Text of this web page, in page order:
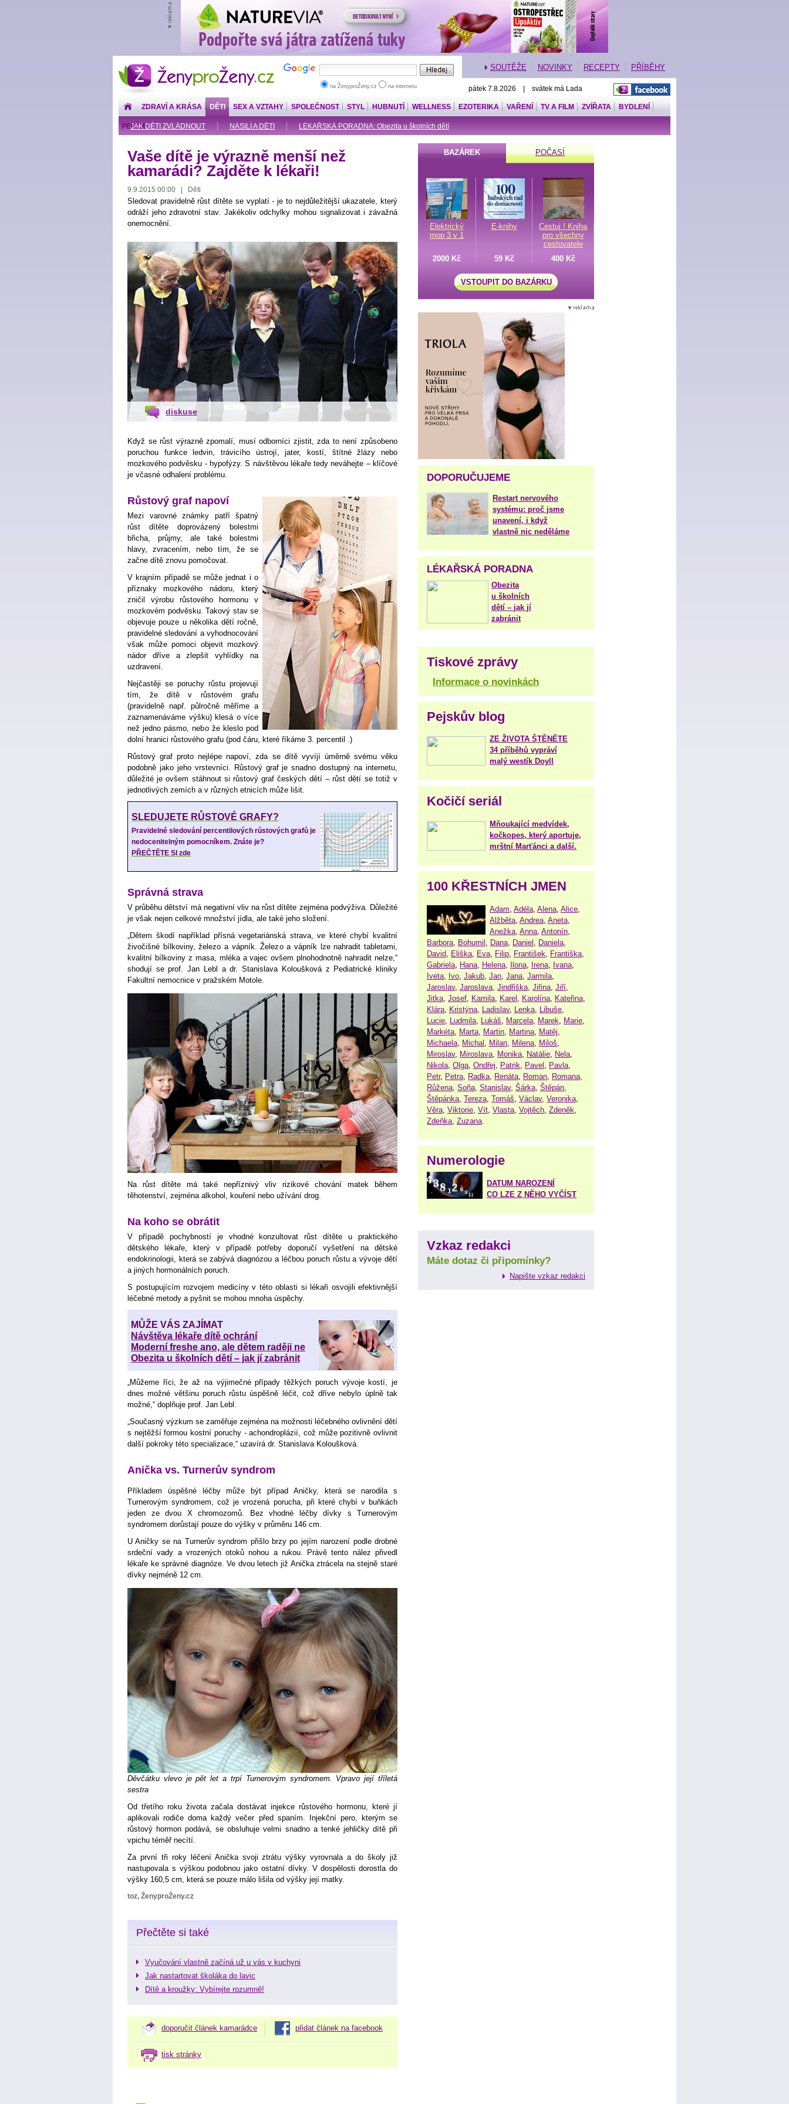
ŽenyproŽeny.cz
na ŽenyproŽeny.cz na internetu
SOUTĚŽE NOVINKY RECEPTY PŘÍBĚHY
pátek 7.8.2026 | svátek má Lada
ZDRAVÍ A KRÁSA DĚTI
JAK DĚTI ZVLÁDNOUT NÁSILÍ A DĚTI LÉKAŘSKÁ PORADNA: Obezita u školních dětí
SEX A VZTAHY SPOLEČNOST STYL HUBNUTÍ WELLNESS EZOTERIKA VAŘENÍ TV A FILM ZVÍŘATA BYDLENÍ
PENÍZE
Vaše dítě je výrazně menší než
kamarádi? Zajděte k lékaři!
9.9.2015 00:00 | Děti
Sledovat pravidelně růst dítěte se vyplatí - je to nejdůležitější ukazatele, který
odráží jeho zdravotní stav. Jakékoliv odchylky mohou signalizovat i závažná
onemocnění.
diskuse
Když se růst výrazně zpomalí, musí odborníci zjistit, zda to není způsobeno
poruchou funkce ledvin, trávicího ústrojí, jater, kostí, štítné žlázy nebo
mozkového podvěsku - hypofýzy. S návštěvou lékaře tedy neváhejte – klíčové
je včasné odhalení problému.
Růstový graf napoví
Mezi varovné známky patří špatný
růst dítěte doprovázený bolestmi
břicha, průjmy, ale také bolestmi
hlavy, zvracením, nebo tím, že se
začne dítě znovu pomočovat.
V krajním případě se může jednat i o
příznaky mozkového nádoru, který
zničil výrobu růstového hormonu v
mozkovém podvěsku. Takový stav se
objevuje pouze u několika dětí ročně,
pravidelné sledování a vyhodnocování
však může pomoci objevit mozkový
nádor dříve a zlepšit vyhlídky na
uzdravení.
Nejčastěji se poruchy růstu projevují
tím, že dítě v růstovém grafu
(pravidelně např. půlročně měříme a
zaznamenáváme výšku) klesá o více
než jedno pásmo, nebo že kleslo pod
dolní hranici růstového grafu (pod čáru, které říkáme 3. percentil .)
Růstový graf proto nejlépe napoví, zda se dítě vyvíjí úměrně svému věku
podobně jako jeho vrstevníci. Růstový graf je snadno dostupný na internetu,
důležité je ovšem stáhnout si růstový graf českých dětí – růst dětí se totiž v
jednotlivých zemích a v různých etnicích může lišit.
SLEDUJETE RŮSTOVÉ GRAFY?
Pravidelné sledování percentilových růstových grafů je
nedocenitelným pomocníkem. Znáte je?
PŘEČTĚTE SI zde
Správná strava
V průběhu dětství má negativní vliv na růst dítěte zejména podvýživa. Důležité
je však nejen celkové množství jídla, ale také jeho složení.
„Dětem škodí například přísná vegetariánská strava, ve které chybí kvalitní
živočišné bílkoviny, železo a vápník. Železo a vápník lze nahradit tabletami,
kvalitní bílkoviny z masa, mléka a vajec ovšem plnohodnotně nahradit nelze,“
shodují se prof. Jan Lebl a dr. Stanislava Koloušková z Pediatrické kliniky
Fakultní nemocnice v pražském Motole.
Na růst dítěte má také nepříznivý vliv rizikové chování matek během
těhotenství, zejména alkohol, kouření nebo užívání drog.
Na koho se obrátit
V případě pochybností je vhodné konzultovat růst dítěte u praktického
dětského lékaře, který v případě potřeby doporučí vyšetření na dětské
endokrinologii, která se zabývá diagnózou a léčbou poruch růstu a vývoje dětí
a jiných hormonálních poruch.
S postupujícím rozvojem medicíny v této oblasti si lékaři osvojili efektivnější
léčebné metody a pyšnit se mohou mnoha úspěchy.
MŮŽE VÁS ZAJÍMAT
Návštěva lékaře dítě ochrání
Moderní freshe ano, ale dětem raději ne
Obezita u školních dětí – jak jí zabránit
„Můžeme říci, že až na výjimečné případy těžkých poruch vývoje kostí, je
dnes možné většinu poruch růstu úspěšně léčit, což dříve nebylo úplně tak
možné,“ doplňuje prof. Jan Lebl.
„Současný výzkum se zaměřuje zejména na možnosti léčebného ovlivnění dětí
s nejtěžší formou kostní poruchy - achondroplázií, což může pozitivně ovlivnit
další pokroky této specializace,“ uzavírá dr. Stanislava Koloušková.
Anička vs. Turnerův syndrom
Příkladem úspěšné léčby může být případ Aničky, která se narodila s
Turnerovým syndromem, což je vrozená porucha, při které chybí v buňkách
jeden ze dvou X chromozomů. Bez vhodné léčby dívky s Turnerovým
syndromem dorůstají pouze do výšky v průměru 146 cm.
U Aničky se na Turnerův syndrom přišlo brzy po jejím narození podle drobné
srdeční vady a vrozených otoků nohou a rukou. Právě tento nález přivedl
lékaře ke správné diagnóze. Ve dvou letech již Anička ztrácela na stejně staré
dívky nejméně 12 cm.
Děvčátku vlevo je pět let a trpí Turnerovým syndromem. Vpravo její tříletá
sestra
Od třetího roku života začala dostávat injekce růstového hormonu, které jí
aplikovali rodiče doma každý večer před spaním. Injekční pero, kterým se
růstový hormon podává, se obsluhuje velmi snadno a tenké jehličky dítě při
vpichu téměř necítí.
Za první tři roky léčení Anička svoji ztrátu výšky vyrovnala a do školy již
nastupovala s výškou podobnou jako ostatní dívky. V dospělosti dorostla do
výšky 160,5 cm, která se pouze málo lišila od výšky její matky.
toz, ŽenyproŽeny.cz
Přečtěte si také
Vyučování vlastně začíná už u vás v kuchyni
Jak nastartovat školáka do lavic
Dítě a kroužky: Vybírejte rozumně!
doporučit článek kamarádce přidat článek na facebook
tisk stránky
BAZÁREK POČASÍ
Elektrický
mop 3 v 1
E-knihy
Cestuj ! Kniha
pro všechny
cestovatele
2000 Kč
59 Kč 400 Kč
VSTOUPIT DO BAZÁRKU
DOPORUČUJEME
Restart nervového
systému: proč jsme
unavení, i když
vlastně nic neděláme
LÉKAŘSKÁ PORADNA
Obezita
u školních
dětí – jak jí
zabránit
Tiskové zprávy
Informace o novinkách
Pejskův blog
ZE ŽIVOTA ŠTĚNĚTE
34 příběhů vypráví
malý westík Doyll
Kočičí seriál
Mňoukající medvídek,
kočkopes, který aportuje,
mrštní Marťánci a další.
100 KŘESTNÍCH JMEN
Adam Adéla Alena Alice
Alžběta Andrea Aneta
Anežka Anna Antonín
Barbora Bohumil Dana Daniel Daniela
David Eliška Eva Filip František Františka
Gabriela Hana Helena Ilona Irena Ivana
Iveta Ivo Jakub Jan Jana Jarmila
Jaroslav, Jaroslava Jindřiška Jiřina Jiří
Jitka Josef Kamila Karel Karolína Kateřina
Klára Kristýna Ladislav, Lenka Libuše
Lucie Ludmila Lukáš Marcela Marek Marie
Markéta Marta Martin Martina Matěj
Michaela Michal Milan Milena Miloš
Miroslav, Miroslava Monika Natálie Nela
Nikola Olga Ondřej Patrik Pavel Pavla
Petr, Petra Radka Renáta Roman Romana
Růžena Soňa Stanislav, Šárka Štěpán
Štěpánka Tereza Tomáš Václav, Veronika
Věra Viktorie Vít Vlasta Vojtěch Zdeněk
Zdeňka Zuzana
Numerologie
DATUM NAROZENÍ
CO LZE Z NĚHO VYČÍST
Vzkaz redakci
Máte dotaz či připomínky?
Napište vzkaz redakci